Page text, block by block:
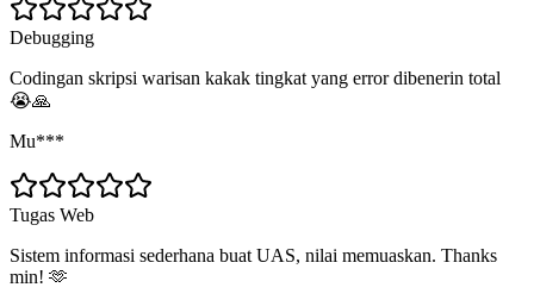
Debugging
Codingan skripsi warisan kakak tingkat yang error dibenerin total
😭🙏
Mu***
Tugas Web
Sistem informasi sederhana buat UAS, nilai memuaskan. Thanks
min! 🫶